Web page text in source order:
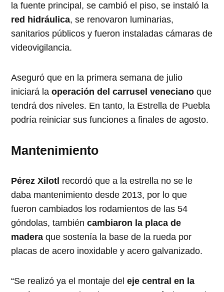
la fuente principal, se cambió el piso, se instaló la
red hidráulica, se renovaron luminarias,
sanitarios públicos y fueron instaladas cámaras de
videovigilancia.
Aseguró que en la primera semana de julio
iniciará laoperación del carrusel veneciano que
tendrá dos niveles. En tanto, la Estrella de Puebla
podría reiniciar sus funciones a finales de agosto.
Mantenimiento
Pérez Xilotl recordó que a la estrella no se le
daba mantenimiento desde 2013, por lo que
fueron cambiados los rodamientos de las 54
góndolas, tambiéncambiaron la placa de
madera que sostenía la base de la rueda por
placas de acero inoxidable y acero galvanizado.
“Se realizó ya el montaje deleje central en la